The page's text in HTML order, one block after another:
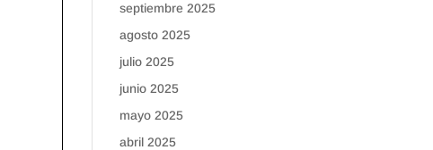
septiembre 2025
agosto 2025
julio 2025
junio 2025
mayo 2025
abril 2025